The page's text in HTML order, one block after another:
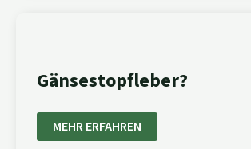
Gänsestopfleber?
MEHR ERFAHREN